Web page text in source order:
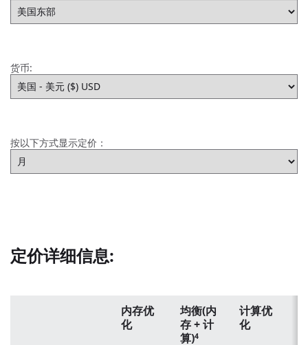
货币:
按以下方式显示定价：
定价详细信息:
内存优
化
均衡(内
存 + 计
算)4
计算优
化